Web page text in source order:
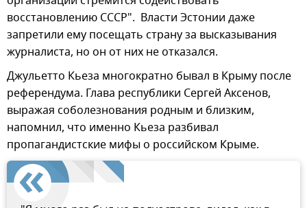
восстановлению СССР". Власти Эстонии даже
запретили ему посещать страну за высказывания
журналиста, но он от них не отказался.
Джульетто Кьеза многократно бывал в Крыму после
референдума. Глава республики Сергей Аксенов,
выражая соболезнования родным и близким,
напомнил, что именно Кьеза разбивал
пропагандистские мифы о российском Крыме.